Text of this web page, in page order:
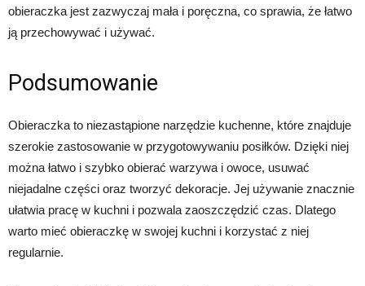
obieraczka jest zazwyczaj mała i poręczna, co sprawia, że łatwo
ją przechowywać i używać.
Podsumowanie
Obieraczka to niezastąpione narzędzie kuchenne, które znajduje
szerokie zastosowanie w przygotowywaniu posiłków. Dzięki niej
można łatwo i szybko obierać warzywa i owoce, usuwać
niejadalne części oraz tworzyć dekoracje. Jej używanie znacznie
ułatwia pracę w kuchni i pozwala zaoszczędzić czas. Dlatego
warto mieć obieraczkę w swojej kuchni i korzystać z niej
regularnie.